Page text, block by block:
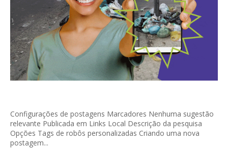
Configurações de postagens Marcadores Nenhuma sugestão
relevante Publicada em Links Local Descrição da pesquisa
Opções Tags de robôs personalizadas Criando uma nova
postagem...